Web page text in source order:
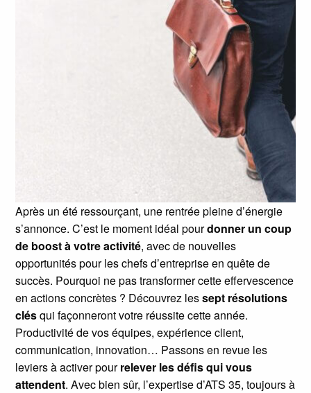
Après un été ressourçant, une rentrée pleine d’énergie
s’annonce. C’est le moment idéal pourdonner un coup
de boost à votre activité, avec de nouvelles
opportunités pour les chefs d’entreprise en quête de
succès. Pourquoi ne pas transformer cette effervescence
en actions concrètes ? Découvrez lessept résolutions
clésqui façonneront votre réussite cette année.
Productivité de vos équipes, expérience client,
communication, innovation… Passons en revue les
leviers à activer pourrelever les défis qui vous
attendent. Avec bien sûr, l’expertise d’ATS 35, toujours à